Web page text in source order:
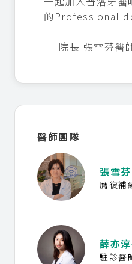
的Professional
--- 院長 張雪芬醫
醫師團隊
張雪
膺復補
薛亦
駐診醫